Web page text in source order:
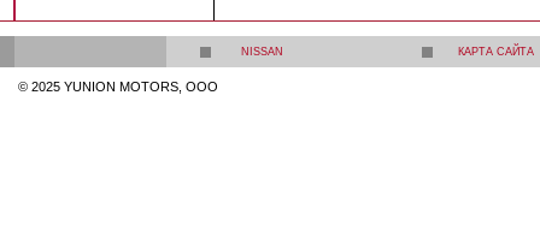
NISSAN КАРТА САЙТА
© 2025 YUNION MOTORS, OOO